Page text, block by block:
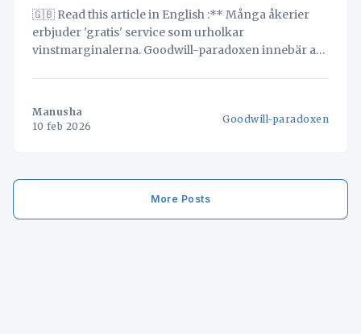
🇬🇧 Read this article in English :** Många åkerier
erbjuder 'gratis' service som urholkar
vinstmarginalerna. Goodwill-paradoxen innebär att
paradoxen beskriver en kritisk utmaning för dagens
Manusha
10 feb 2026
Goodwill-paradoxen
More Posts